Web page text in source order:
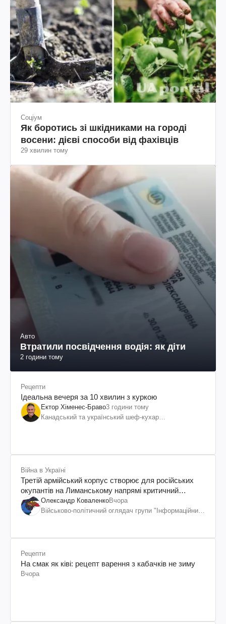
Соціум
Як боротись зі шкідниками на городі
восени: дієві способи від фахівців
29 хвилин тому
Авто
Втратили посвідчення водія: як діти
2 години тому
Рецепти
Ідеальна вечеря за 10 хвилин з куркою
Ектор Хіменес-Браво3 години тому
Канадський та український шеф-кухар
Війна в Україні
Третій армійський корпус створює для російських
окупантів на Лиманському напрямі критичний
дискомфорт: як це вдалося
Олександр КоваленкоВчора
Військово-політичний оглядач групи "Інформаційний
Рецепти
На смак як ківі: рецепт варення з кабачків не зиму
Вчора